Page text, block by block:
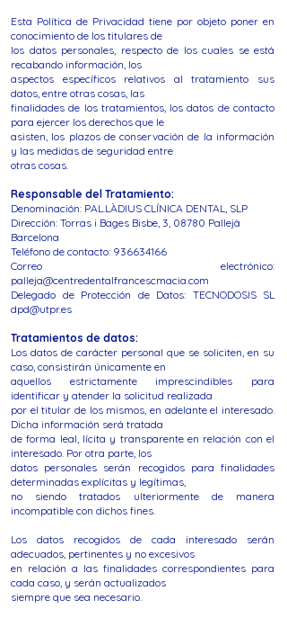
Esta Política de Privacidad tiene por objeto poner en
conocimiento de los titulares de
los datos personales, respecto de los cuales se está
recabando información, los
aspectos específicos relativos al tratamiento sus
datos, entre otras cosas, las
finalidades de los tratamientos, los datos de contacto
para ejercer los derechos que le
asisten, los plazos de conservación de la información
y las medidas de seguridad entre
otras cosas.
Responsable del Tratamiento:
Denominación: PAL.LÀDIUS CLÍNICA DENTAL, SLP
Dirección: Torras i Bages Bisbe, 3, 08780 Pallejà
Barcelona
Teléfono de contacto: 936634166
Correo electrónico:
palleja@centredentalfrancescmacia.com
Delegado de Protección de Datos: TECNODOSIS SL
dpd@utpr.es
Tratamientos de datos:
Los datos de carácter personal que se soliciten, en su
caso, consistirán únicamente en
aquellos estrictamente imprescindibles para
identificar y atender la solicitud realizada
por el titular de los mismos, en adelante el interesado.
Dicha información será tratada
de forma leal, lícita y transparente en relación con el
interesado. Por otra parte, los
datos personales serán recogidos para finalidades
determinadas explícitas y legítimas,
no siendo tratados ulteriormente de manera
incompatible con dichos fines.
Los datos recogidos de cada interesado serán
adecuados, pertinentes y no excesivos
en relación a las finalidades correspondientes para
cada caso, y serán actualizados
siempre que sea necesario.